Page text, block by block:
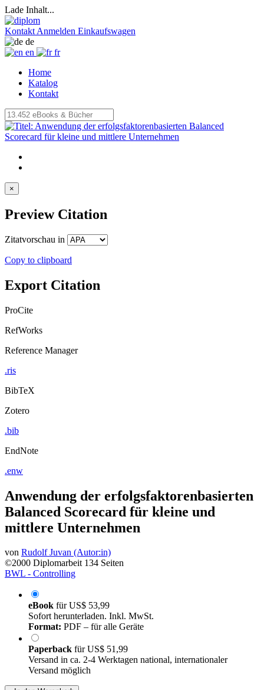
Lade Inhalt...
Kontakt Anmelden Einkaufswagen
de
en
fr
Home
Katalog
Kontakt
Balanced Scorecard für kleine und
mittlere Unternehmen
©2000 Diplomarbeit 134 Seiten
BWL - Controlling
eBook
Sofort herunterladen. Inkl. MwSt.
Format:PDF – für alle Geräte
Paperback
Versand in ca. 2-4 Werktagen national, internationaler
Versand möglich